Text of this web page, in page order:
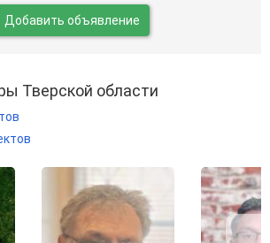
Добавить объявление
Тверской области